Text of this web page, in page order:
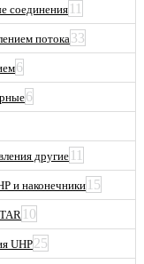
соединения11
потока33
6
6
другие 11
и наконечники 15
10
UHP25